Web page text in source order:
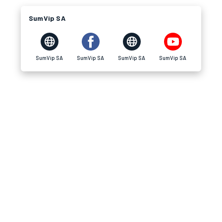
SumVip SA
SumVip SA SumVip SA SumVip SA SumVip SA